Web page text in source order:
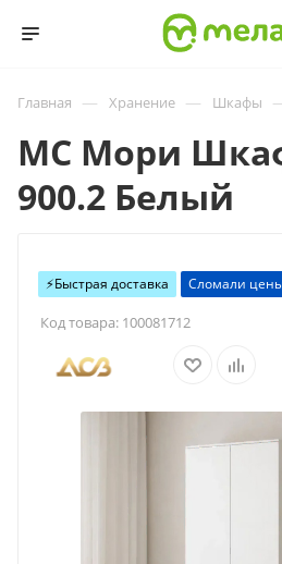
Главная — Хранение — Шкафы
МС Мори
900.2 Белый
⚡️Быстрая доставка Сломали
Код товара: 100081712